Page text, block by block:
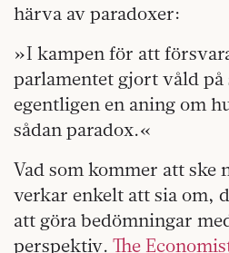
härva av paradoxer:
»I kampen för att
parlamentet gjort våld
egentligen en aning om
sådan paradox.«
Vad som kommer att ske
verkar enkelt att sia om,
att göra bedömningar
perspektiv. The